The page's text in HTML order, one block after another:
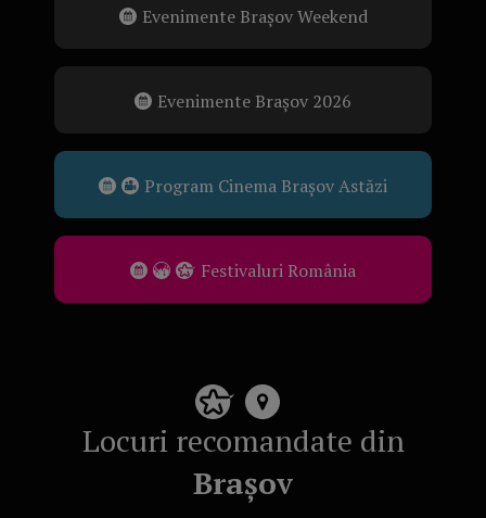
Evenimente Brașov Weekend
Evenimente Brașov 2026
Program Cinema Brașov Astăzi
Festivaluri România
Locuri recomandate din
Brașov